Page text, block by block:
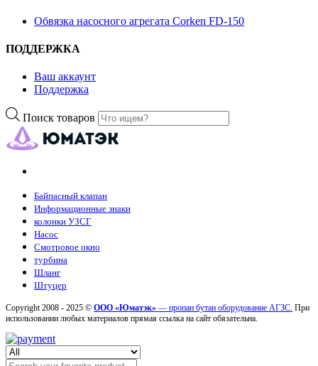
Обвязка насосного агрегата Corken FD-150
ПОДДЕРЖКА
Ваш аккаунт
Поддержка
Поиск товаров
Байпасный клапан
Информационные знаки
колонки УЗСГ
Насос
Смотровое окно
турбина
Шланг
Штуцер
Copyright 2008 - 2025 © ООО «Юматэк» — пропан бутан оборудование АГЗС. При
использовании любых материалов прямая ссылка на сайт обязательна.